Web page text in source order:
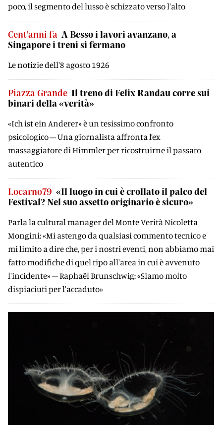
poco, il segmento del lusso è schizzato verso l'alto
Cent'anni fa A Besso i lavori avanzano, a
Singapore i treni si fermano
Le notizie dell'8 agosto 1926
Piazza Grande Il treno di Felix Randau corre sui
binari della «verità»
«Ich ist ein Anderer» è un tesissimo confronto
psicologico – Una giornalista affronta l’ex
massaggiatore di Himmler per ricostruirne il passato
autentico
Locarno79 «Il luogo in cui è crollato il palco del
Festival? Nel suo assetto originario è sicuro»
Parla la cultural manager del Monte Verità Nicoletta
Mongini: «Mi astengo da qualsiasi commento tecnico e
mi limito a dire che, per i nostri eventi, non abbiamo mai
fatto modifiche di quel tipo all'area in cui è avvenuto
l'incidente» – Raphaël Brunschwig: «Siamo molto
dispiaciuti per l'accaduto»